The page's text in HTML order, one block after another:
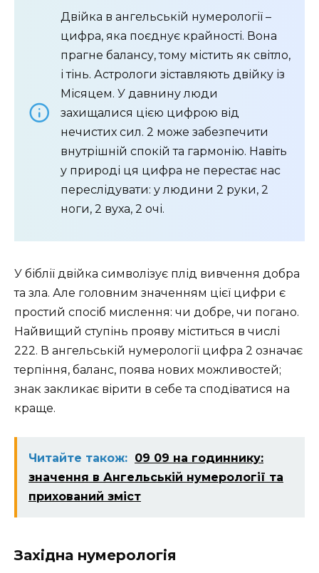
Двійка в ангельській нумерології –
цифра, яка поєднує крайності. Вона
прагне балансу, тому містить як світло,
і тінь. Астрологи зіставляють двійку із
Місяцем. У давнину люди
захищалися цією цифрою від
нечистих сил. 2 може забезпечити
внутрішній спокій та гармонію. Навіть
у природі ця цифра не перестає нас
переслідувати: у людини 2 руки, 2
ноги, 2 вуха, 2 очі.
У біблії двійка символізує плід вивчення добра
та зла. Але головним значенням цієї цифри є
простий спосіб мислення: чи добре, чи погано.
Найвищий ступінь прояву міститься в числі
222. В ангельській нумерології цифра 2 означає
терпіння, баланс, поява нових можливостей;
знак закликає вірити в себе та сподіватися на
краще.
Читайте також: 09 09 на годиннику:
значення в Ангельській нумерології та
прихований зміст
Західна нумерологія